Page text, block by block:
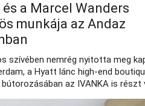
és a Marcel Wanders
munkája az Andaz
szívében nemrég nyitotta meg
a Hyatt lánc high-end
az IVANKA is részt